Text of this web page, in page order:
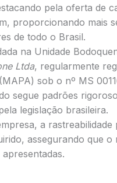
pela oferta de
proporcionando mais
de todo o Brasil.
na Unidade
Ltda, regularmente
sob o nº MS
segue padrões
legislação brasileira.
a
assegurando que